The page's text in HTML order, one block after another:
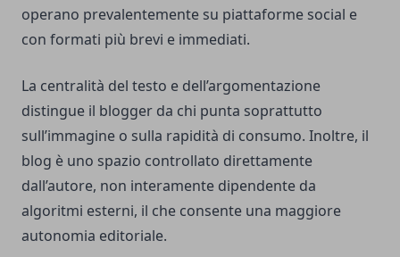
operano prevalentemente su piattaforme social e
con formati più brevi e immediati.
La centralità del testo e dell’argomentazione
distingue il blogger da chi punta soprattutto
sull’immagine o sulla rapidità di consumo. Inoltre, il
blog è uno spazio controllato direttamente
dall’autore, non interamente dipendente da
algoritmi esterni, il che consente una maggiore
autonomia editoriale.